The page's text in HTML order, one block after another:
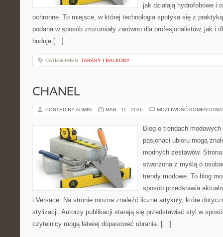
jak działają hydrofobowe i
ochronne. To miejsce, w której technologia spotyka się z
podana w sposób zrozumiały zarówno dla profesjonalistów, jak i
buduje […]
CATEGORIES: TARASY I BALKONY
CHANEL
POSTED BY ADMIN MAR - 11 - 2026 MOŻLIWOŚĆ
Blog o trendach
pasjonaci ubioru mogą
modnych zestawów.
stworzona z myślą o
trendy modowe. To blog
sposób przedstawia
i Versace. Na stronie można znaleźć liczne artykuły, które
stylizacji. Autorzy publikacji starają się przedstawiać styl w
czytelnicy mogą łatwiej dopasować ubrania. […]